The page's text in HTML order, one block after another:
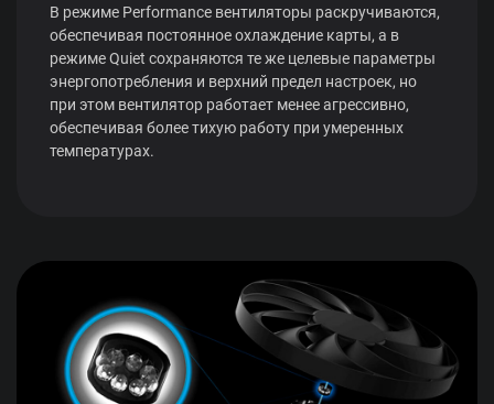
В режиме Performance вентиляторы раскручиваются,
обеспечивая постоянное охлаждение карты, а в
режиме Quiet сохраняются те же целевые параметры
энергопотребления и верхний предел настроек, но
при этом вентилятор работает менее агрессивно,
обеспечивая более тихую работу при умеренных
температурах.